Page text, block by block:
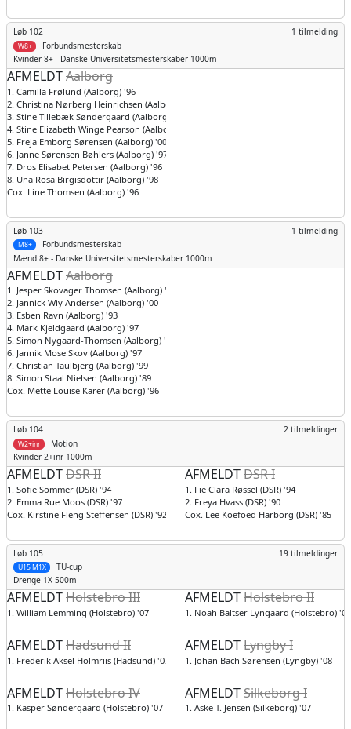
Løb 102
Forbundsmesterskab
1 tilmelding
W8+
Kvinder 8+ - Danske Universitetsmesterskaber 1000m
AFMELDTAalborg
1. Camilla Frølund (Aalborg) '96
2. Christina Nørberg Heinrichsen (Aalborg) '95
3. Stine Tillebæk Søndergaard (Aalborg) '98
4. Stine Elizabeth Winge Pearson (Aalborg) '97
5. Freja Emborg Sørensen (Aalborg) '00
6. Janne Sørensen Bøhlers (Aalborg) '97
7. Dros Elisabet Petersen (Aalborg) '96
8. Una Rosa Birgisdottir (Aalborg) '98
Cox. Line Thomsen (Aalborg) '96
Løb 103
Forbundsmesterskab
1 tilmelding
M8+
Mænd 8+ - Danske Universitetsmesterskaber 1000m
AFMELDTAalborg
1. Jesper Skovager Thomsen (Aalborg) '96
2. Jannick Wiy Andersen (Aalborg) '00
3. Esben Ravn (Aalborg) '93
4. Mark Kjeldgaard (Aalborg) '97
5. Simon Nygaard-Thomsen (Aalborg) '89
6. Jannik Mose Skov (Aalborg) '97
7. Christian Taulbjerg (Aalborg) '99
8. Simon Staal Nielsen (Aalborg) '89
Cox. Mette Louise Karer (Aalborg) '96
Løb 104
Motion
2 tilmeldinger
W2+inr
Kvinder 2+inr 1000m
AFMELDTDSR II
1. Sofie Sommer (DSR) '94
2. Emma Rue Moos (DSR) '97
Cox. Kirstine Fleng Steffensen (DSR) '92
AFMELDTDSR I
1. Fie Clara Røssel (DSR) '94
2. Freya Hvass (DSR) '90
Cox. Lee Koefoed Harborg (DSR) '85
Løb 105
TU-cup
19 tilmeldinger
U15 M1X
Drenge 1X 500m
AFMELDTHolstebro III
1. William Lemming (Holstebro) '07
AFMELDTHolstebro II
1. Noah Baltser Lyngaard (Holstebro) '07
AFMELDTHadsund II
1. Frederik Aksel Holmriis (Hadsund) '07
AFMELDTLyngby I
1. Johan Bach Sørensen (Lyngby) '08
AFMELDTHolstebro IV
1. Kasper Søndergaard (Holstebro) '07
AFMELDTSilkeborg I
1. Aske T. Jensen (Silkeborg) '07